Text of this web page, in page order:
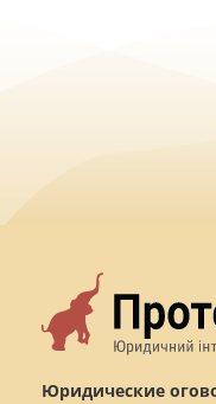
Юридические